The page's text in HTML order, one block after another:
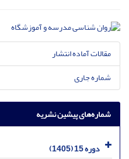
مقالات آماده انتشار
شماره جاری
شماره‌های پیشین نشریه
دوره 15 (1405)